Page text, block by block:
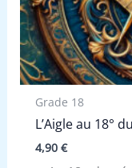
Grade 18
L’Aigle au 18°
4,90 €